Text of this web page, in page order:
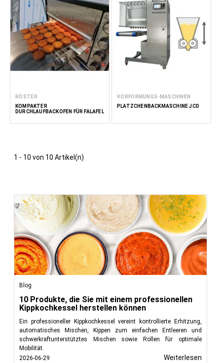
RÖSTER
KOMPAKTER
DURCHLAUFBACKOFEN FÜR FALAFEL
VORFORMUNGS-MASCHINEN
PLÄTZCHENBACKMASCHINE JCD
1 - 10 von 10 Artikel(n)
Blog
10 Produkte, die Sie mit einem professionellen
Kippkochkessel herstellen können
Ein professioneller Kippkochkessel vereint kontrollierte Erhitzung,
automatisches Mischen, Kippen zum einfachen Entleeren und
schwerkraftunterstütztes Mischen sowie Rollen für optimale
Mobilität.
2026-06-29
Weiterlesen